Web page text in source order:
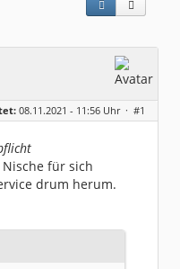
08.11.2021 - 11:56 Uhr · #1
für sich
drum herum.